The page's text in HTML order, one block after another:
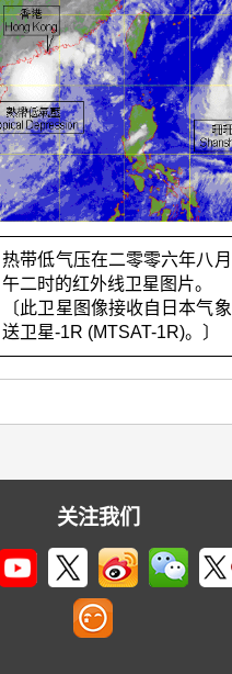
热带低气压在二零零六年八月
午二时的红外线卫星图片。
〔此卫星图像接收自日本气
送卫星-1R (MTSAT-1R)。〕
关注我们